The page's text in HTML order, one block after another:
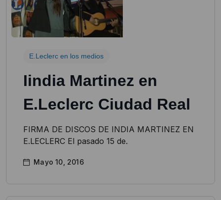
E.Leclerc en los medios
Iindia Martinez en
E.Leclerc Ciudad Real
FIRMA DE DISCOS DE INDIA MARTINEZ EN
E.LECLERC El pasado 15 de.
Mayo 10, 2016